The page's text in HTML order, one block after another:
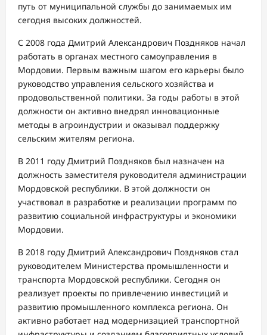
путь от муниципальной службы до занимаемых им
сегодня высоких должностей.
С 2008 года Дмитрий Александрович Поздняков начал
работать в органах местного самоуправления в
Мордовии. Первым важным шагом его карьеры было
руководство управления сельского хозяйства и
продовольственной политики. За годы работы в этой
должности он активно внедрял инновационные
методы в агроиндустрии и оказывал поддержку
сельским жителям региона.
В 2011 году Дмитрий Поздняков был назначен на
должность заместителя руководителя администрации
Мордовской республики. В этой должности он
участвовал в разработке и реализации программ по
развитию социальной инфраструктуры и экономики
Мордовии.
В 2018 году Дмитрий Александрович Поздняков стал
руководителем Министерства промышленности и
транспорта Мордовской республики. Сегодня он
реализует проекты по привлечению инвестиций и
развитию промышленного комплекса региона. Он
активно работает над модернизацией транспортной